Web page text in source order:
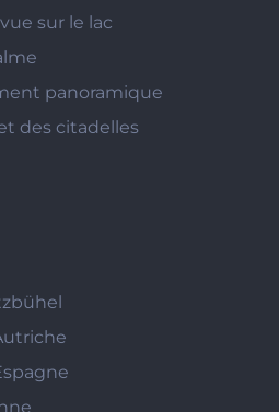
sur le lac
panoramique
des citadelles